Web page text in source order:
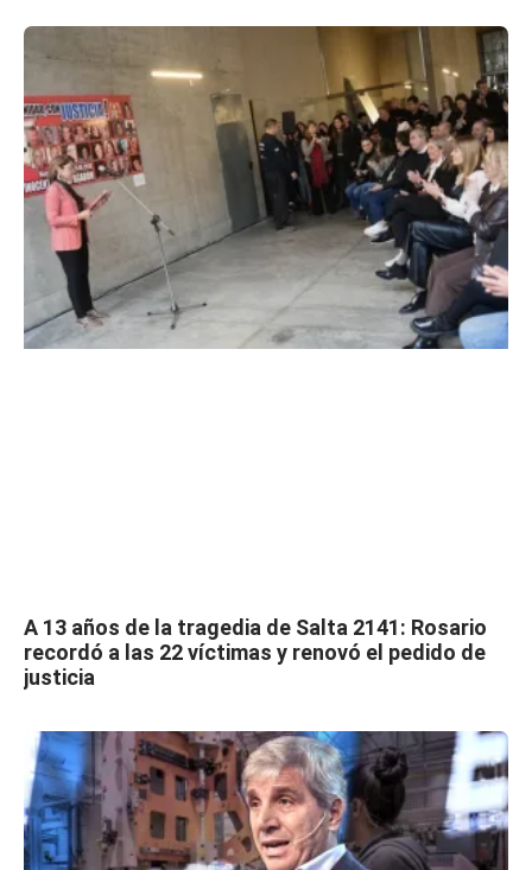
A 13 años de la tragedia de Salta 2141: Rosario
recordó a las 22 víctimas y renovó el pedido de
justicia